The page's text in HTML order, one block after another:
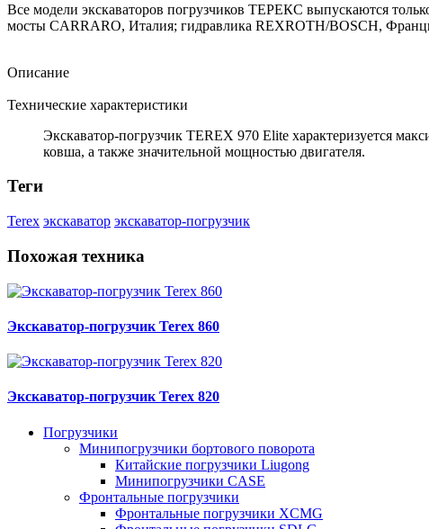
Все модели экскаваторов погрузчиков ТЕРЕКС выпускаются
мосты CARRARO, Италия; гидравлика REXROTH/BOSCH,
Описание
Технические характеристики
Экскаватор-погрузчик TEREX 970 Elite характеризуется
ковша, а также значительной мощностью двигателя.
Теги
Terex экскаватор экскаватор-погрузчик
Похожая техника
Экскаватор-погрузчик Terex 860
Экскаватор-погрузчик Terex 820
Погрузчики
Минипогрузчики бортового поворота
Китайские погрузчики Liugong
Минипогрузчики CASE
Фронтальные погрузчики
Фронтальные погрузчики XCMG